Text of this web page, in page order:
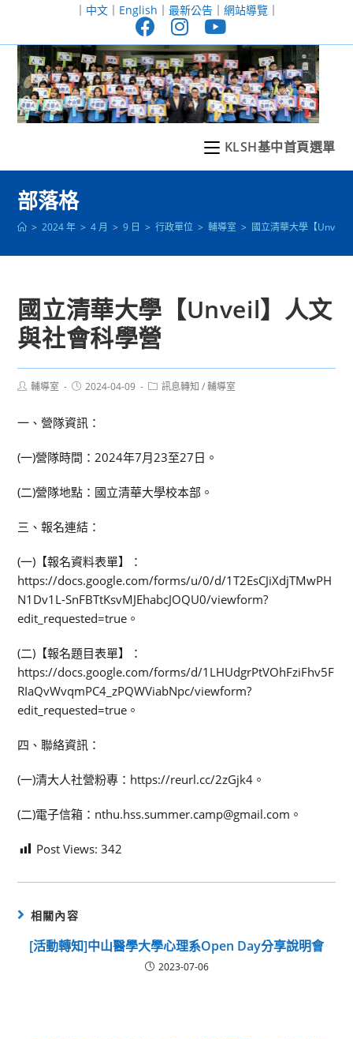
至
｜ 中文｜ English ｜ 最新公告｜ 網站導覽｜
KLSH基中首頁選單
部落格
> 2024 年 > 4 月 > 9 日 > 行政單位 > 輔導室 > 國立清華大學【Unveil
國立清華大學【Unveil】人文
與社會科學營
Post輔導室
Post2024-04-09
Post訊息轉知 / 輔導室
一、營隊資訊：
(一)營隊時間：2024年7月23至27日。
(二)營隊地點：國立清華大學校本部。
三、報名連結：
(一)【報名資料表單】：
https://docs.google.com/forms/u/0/d/1T2EsCJiXdjTMwPH
N1Dv1L-SnFBTtKsvMJEhabcJOQU0/viewform?
edit_requested=true。
(二)【報名題目表單】：
https://docs.google.com/forms/d/1LHUdgrPtVOhFziFhv5F
RIaQvWvqmPC4_zPQWViabNpc/viewform?
edit_requested=true。
四、聯絡資訊：
(一)清大人社營粉專：https://reurl.cc/2zGjk4。
(二)電子信箱：nthu.hss.summer.camp@gmail.com。
Post Views: 342
相關內容
[活動轉知]中山醫學大學心理系Open Day分享說明會
2023-07-06